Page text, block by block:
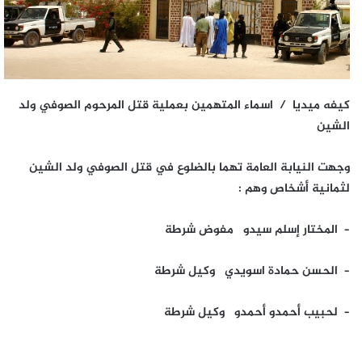
كيفه ميديا / اسماء المتهمين بعملية قتل المرحوم الصوفي ولد
الشين
وجهت النيابة العامة تهما بالضلوع في قتل الصوفي ولد الشين
لثمانية أشخاص وهم :
– المختار إسلم سيدو مفوض شرطة
– الحسن حمادة اسويدي وكيل شرطة
– لحبيب أحمدو أحمدو وكيل شرطة